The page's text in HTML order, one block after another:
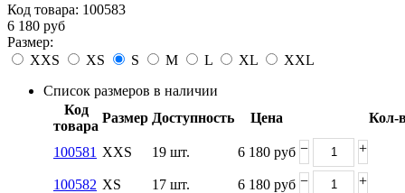
Код товара: 100583
6 180 руб
Размер:
XXS
XS S M L XL
XXL
Список размеров в наличии
Код
товара
Размер Доступность Цена Кол-
100581 XXS 19 шт. 6 180 руб − +
100582 XS 17 шт. 6 180 руб − +